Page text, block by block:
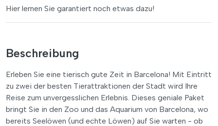
Hier lernen Sie garantiert noch etwas dazu!
Beschreibung
Erleben Sie eine tierisch gute Zeit in Barcelona! Mit Eintritt
zu zwei der besten Tierattraktionen der Stadt wird Ihre
Reise zum unvergesslichen Erlebnis. Dieses geniale Paket
bringt Sie in den Zoo und das Aquarium von Barcelona, wo
bereits Seelöwen (und echte Löwen) auf Sie warten - ob